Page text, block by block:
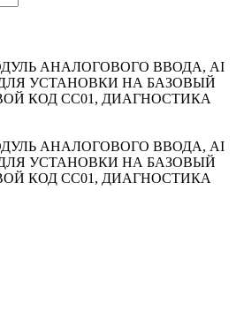
АНАЛОГОВОГО ВВОДА, AI
ДЛЯ УСТАНОВКИ НА БАЗОВЫЙ
КОД CC01, ДИАГНОСТИКА
АНАЛОГОВОГО ВВОДА, AI
ДЛЯ УСТАНОВКИ НА БАЗОВЫЙ
КОД CC01, ДИАГНОСТИКА